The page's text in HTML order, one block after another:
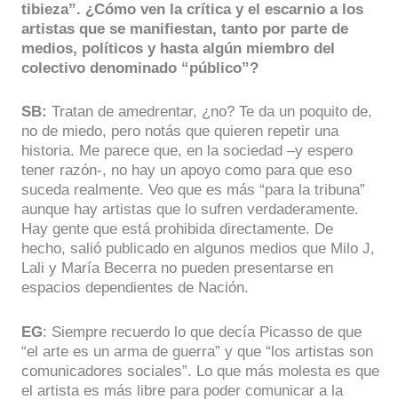
tibieza”. ¿Cómo ven la crítica y el escarnio a los
artistas que se manifiestan, tanto por parte de
medios, políticos y hasta algún miembro del
colectivo denominado “público”?
SB: Tratan de amedrentar, ¿no? Te da un poquito de,
no de miedo, pero notás que quieren repetir una
historia. Me parece que, en la sociedad –y espero
tener razón-, no hay un apoyo como para que eso
suceda realmente. Veo que es más “para la tribuna”
aunque hay artistas que lo sufren verdaderamente.
Hay gente que está prohibida directamente. De
hecho, salió publicado en algunos medios que Milo J,
Lali y María Becerra no pueden presentarse en
espacios dependientes de Nación.
EG: Siempre recuerdo lo que decía Picasso de que
“el arte es un arma de guerra” y que “los artistas son
comunicadores sociales”. Lo que más molesta es que
el artista es más libre para poder comunicar a la